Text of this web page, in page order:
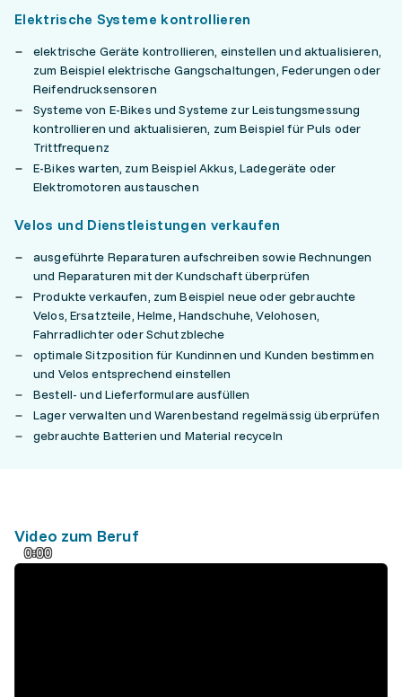
Elektrische Systeme kontrollieren
elektrische Geräte kontrollieren, einstellen und aktualisieren,
zum Beispiel elektrische Gangschaltungen, Federungen oder
Reifendrucksensoren
Systeme von E-Bikes und Systeme zur Leistungsmessung
kontrollieren und aktualisieren, zum Beispiel für Puls oder
Trittfrequenz
E-Bikes warten, zum Beispiel Akkus, Ladegeräte oder
Elektromotoren austauschen
Velos und Dienstleistungen verkaufen
ausgeführte Reparaturen aufschreiben sowie Rechnungen
und Reparaturen mit der Kundschaft überprüfen
Produkte verkaufen, zum Beispiel neue oder gebrauchte
Velos, Ersatzteile, Helme, Handschuhe, Velohosen,
Fahrradlichter oder Schutzbleche
optimale Sitzposition für Kundinnen und Kunden bestimmen
und Velos entsprechend einstellen
Bestell- und Lieferformulare ausfüllen
Lager verwalten und Warenbestand regelmässig überprüfen
gebrauchte Batterien und Material recyceln
Video zum Beruf
0:00